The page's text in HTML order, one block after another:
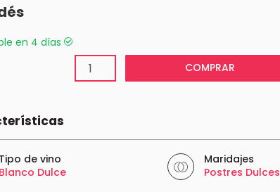
en 4 días
COMPRAR
Tipo de vino
Blanco Dulce
Maridajes
Postres Dulces